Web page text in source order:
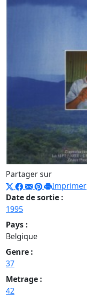
Partager sur
Imprimer
Date de sortie :
1995
Pays :
Belgique
Genre :
37
Metrage :
42